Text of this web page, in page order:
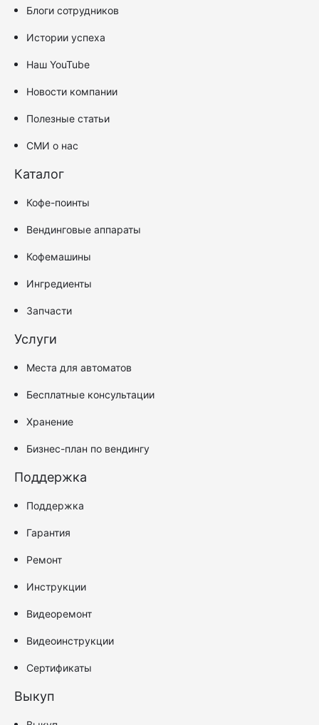
Блоги сотрудников
Истории успеха
Наш YouTube
Новости компании
Полезные статьи
СМИ о нас
Каталог
Кофе-поинты
Вендинговые аппараты
Кофемашины
Ингредиенты
Запчасти
Услуги
Места для автоматов
Бесплатные консультации
Хранение
Бизнес-план по вендингу
Поддержка
Поддержка
Гарантия
Ремонт
Инструкции
Видеоремонт
Видеоинструкции
Сертификаты
Выкуп